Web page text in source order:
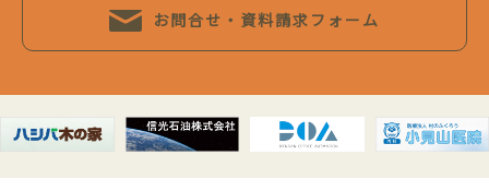
お問合せ・資料請求フォーム